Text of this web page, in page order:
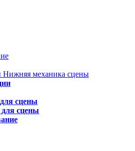
Нижняя механика сцены
сцены
для сцены